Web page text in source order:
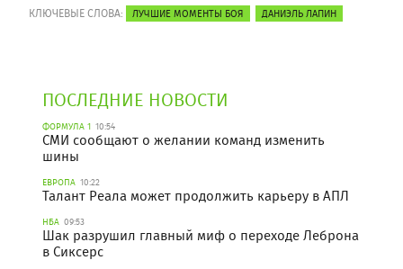
КЛЮЧЕВЫЕ СЛОВА: ЛУЧШИЕ МОМЕНТЫ БОЯ ДАНИЭЛЬ ЛАПИН
ПОСЛЕДНИЕ НОВОСТИ
ФОРМУЛА 1 10:54
СМИ сообщают о желании команд изменить
шины
ЕВРОПА 10:22
Талант Реала может продолжить карьеру в АПЛ
НБА 09:53
Шак разрушил главный миф о переходе Леброна
в Сиксерс